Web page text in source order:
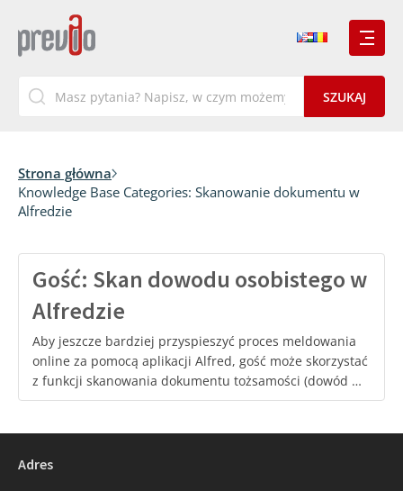
Strona główna
Knowledge Base Categories: Skanowanie dokumentu w
Alfredzie
Gość: Skan dowodu osobistego w
Alfredzie
Aby jeszcze bardziej przyspieszyć proces meldowania
online za pomocą aplikacji Alfred, gość może skorzystać
z funkcji skanowania dokumentu tożsamości (dowód …
Adres